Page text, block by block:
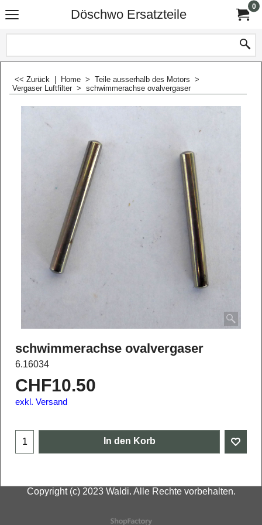
Döschwo Ersatzteile
0
<< Zurück Home > Teile ausserhalb des Motors >
Vergaser Luftfilter > schwimmerachse ovalvergaser
schwimmerachse ovalvergaser
6.16034
CHF10.50
exkl. Versand
In den Korb
Copyright (c) 2023 Waldi. Alle Rechte vorbehalten.
WebShop erstellt mit